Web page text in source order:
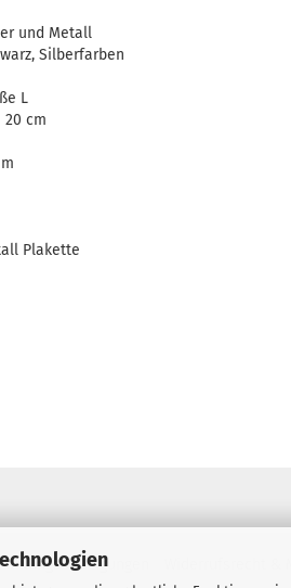
und Metall
Silberfarben
L
20 cm
Plakette